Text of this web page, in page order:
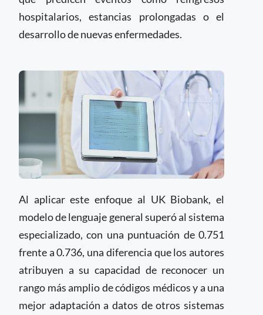
hospitalarios, estancias prolongadas o el
desarrollo de nuevas enfermedades.
Al aplicar este enfoque al UK Biobank, el
modelo de lenguaje general superó al sistema
especializado, con una puntuación de 0.751
frente a 0.736, una diferencia que los autores
atribuyen a su capacidad de reconocer un
rango más amplio de códigos médicos y a una
mejor adaptación a datos de otros sistemas